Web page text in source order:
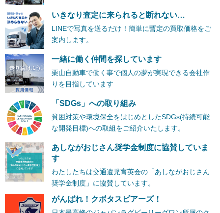
いきなり査定に来られると断れない…
LINEで写真を送るだけ！簡単に暫定の買取価格をご
案内します。
一緒に働く仲間を探しています
栗山自動車で働く事で個人の夢が実現できる会社作
りを目指しています
「SDGs」への取り組み
貧困対策や環境保全をはじめとしたSDGs(持続可能
な開発目標)への取組をご紹介いたします。
あしながおじさん奨学金制度に協賛していま
す
わたしたちは交通遺児育英会の「あしながおじさん
奨学金制度」に協賛しています。
がんばれ！クボタスピアーズ！